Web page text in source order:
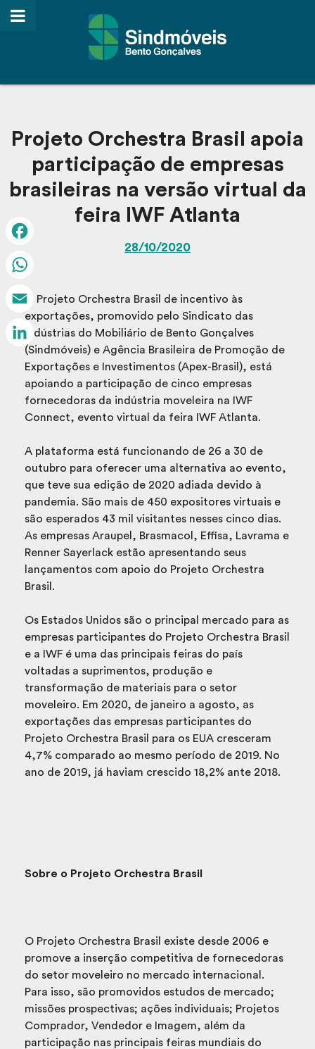
Projeto Orchestra Brasil apoia
participação de empresas
brasileiras na versão virtual da
feira IWF Atlanta
28/10/2020
O Projeto Orchestra Brasil de incentivo às
exportações, promovido pelo Sindicato das
Indústrias do Mobiliário de Bento Gonçalves
(Sindmóveis) e Agência Brasileira de Promoção de
Exportações e Investimentos (Apex-Brasil), está
apoiando a participação de cinco empresas
fornecedoras da indústria moveleira na IWF
Connect, evento virtual da feira IWF Atlanta.
A plataforma está funcionando de 26 a 30 de
outubro para oferecer uma alternativa ao evento,
que teve sua edição de 2020 adiada devido à
pandemia. São mais de 450 expositores virtuais e
são esperados 43 mil visitantes nesses cinco dias.
As empresas Araupel, Brasmacol, Effisa, Lavrama e
Renner Sayerlack estão apresentando seus
lançamentos com apoio do Projeto Orchestra
Brasil.
Os Estados Unidos são o principal mercado para as
empresas participantes do Projeto Orchestra Brasil
e a IWF é uma das principais feiras do país
voltadas a suprimentos, produção e
transformação de materiais para o setor
moveleiro. Em 2020, de janeiro a agosto, as
exportações das empresas participantes do
Projeto Orchestra Brasil para os EUA cresceram
4,7% comparado ao mesmo período de 2019. No
ano de 2019, já haviam crescido 18,2% ante 2018.
Sobre o Projeto Orchestra Brasil
O Projeto Orchestra Brasil existe desde 2006 e
promove a inserção competitiva de fornecedoras
do setor moveleiro no mercado internacional.
Para isso, são promovidos estudos de mercado;
missões prospectivas; ações individuais; Projetos
Comprador, Vendedor e Imagem, além da
participação nas principais feiras mundiais do
Facebook
Email
LinkedIn